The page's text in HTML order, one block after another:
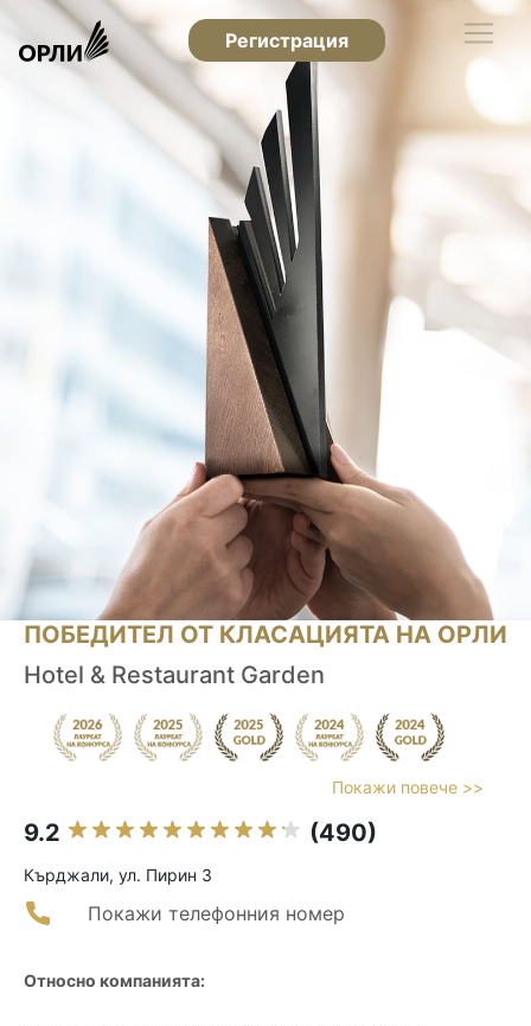
Регистрация
ПОБЕДИТЕЛ ОТ КЛАСАЦИЯТА НА ОРЛИ
Hotel & Restaurant Garden
Покажи повече >>
9.2 (490)
Кърджали, ул. Пирин 3
Покажи телефонния номер
Относно компанията: